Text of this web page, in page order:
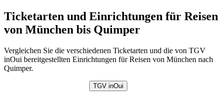
Ticketarten und Einrichtungen für Reisen
von München bis Quimper
Vergleichen Sie die verschiedenen Ticketarten und die von TGV
inOui bereitgestellten Einrichtungen für Reisen von München nach
Quimper.
TGV inOui